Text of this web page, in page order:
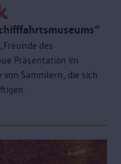
des
Präsentation im
Sammlern, die sich